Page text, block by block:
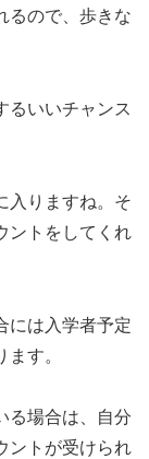
るので、歩きな
るいいチャンス
入りますね。そ
ントをしてくれ
には入学者予定
す。
る場合は、自分
ントが受けられ